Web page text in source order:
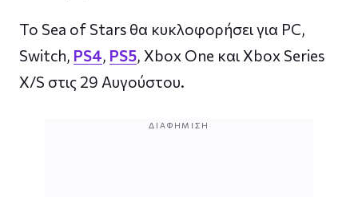
Το Sea of ​​Stars θα κυκλοφορήσει για PC,
Switch, PS4, PS5, Xbox One και Xbox Series
X/S στις 29 Αυγούστου.
ΔΙΑΦΉΜΙΣΗ